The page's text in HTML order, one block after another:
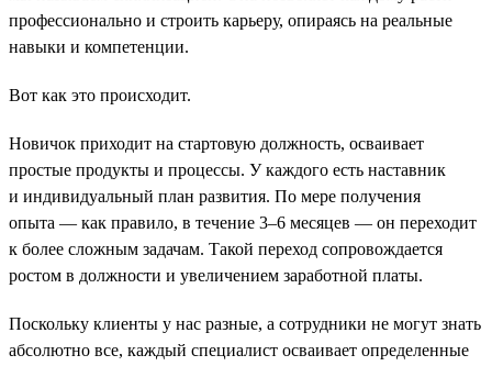
профессионально и строить карьеру, опираясь на реальные
навыки и компетенции.
Вот как это происходит.
Новичок приходит на стартовую должность, осваивает
простые продукты и процессы. У каждого есть наставник
и индивидуальный план развития. По мере получения
опыта — как правило, в течение 3–6 месяцев — он переходит
к более сложным задачам. Такой переход сопровождается
ростом в должности и увеличением заработной платы.
Поскольку клиенты у нас разные, а сотрудники не могут знать
абсолютно все, каждый специалист осваивает определенные